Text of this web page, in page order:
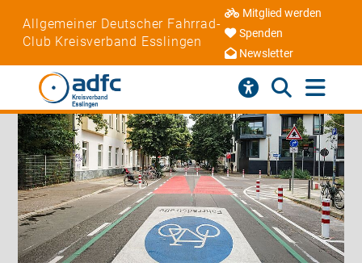
Allgemeiner Deutscher Fahrrad-
Club Kreisverband Esslingen
Mitglied werden
Spenden
Newsletter